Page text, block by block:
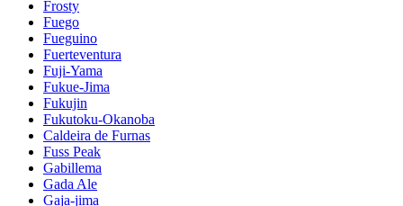
Frosty
Fuego
Fueguino
Fuerteventura
Fuji-Yama
Fukue-Jima
Fukujin
Fukutoku-Okanoba
Caldeira de Furnas
Fuss Peak
Gabillema
Gada Ale
Gaja-jima